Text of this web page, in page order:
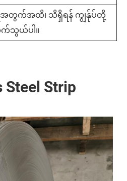
တွက်အထိ၊ သိရှိရန် ကျွန်ုပ်တို့
သွယ်ပါ။
Steel Strip